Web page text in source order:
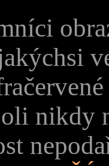
nikdy